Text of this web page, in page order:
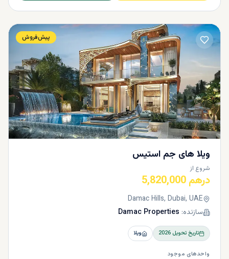
پیش‌فروش
ویلا های جم استیس
شروع از
درهم 5,820,000
Damac Hills, Dubai, UAE
سازنده: Damac Properties
تاریخ تحویل2026 ویلا
واحدهای موجود